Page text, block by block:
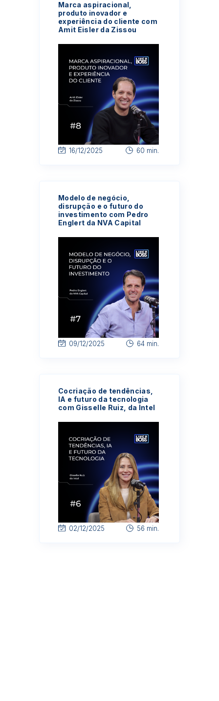
Marca aspiracional,
produto inovador e
experiência do cliente com
Amit Eisler da Zissou
16/12/2025 60 min.
Modelo de negócio,
disrupção e o futuro do
investimento com Pedro
Englert da NVA Capital
09/12/2025 64 min.
Cocriação de tendências,
IA e futuro da tecnologia
com Gisselle Ruiz, da Intel
02/12/2025 56 min.